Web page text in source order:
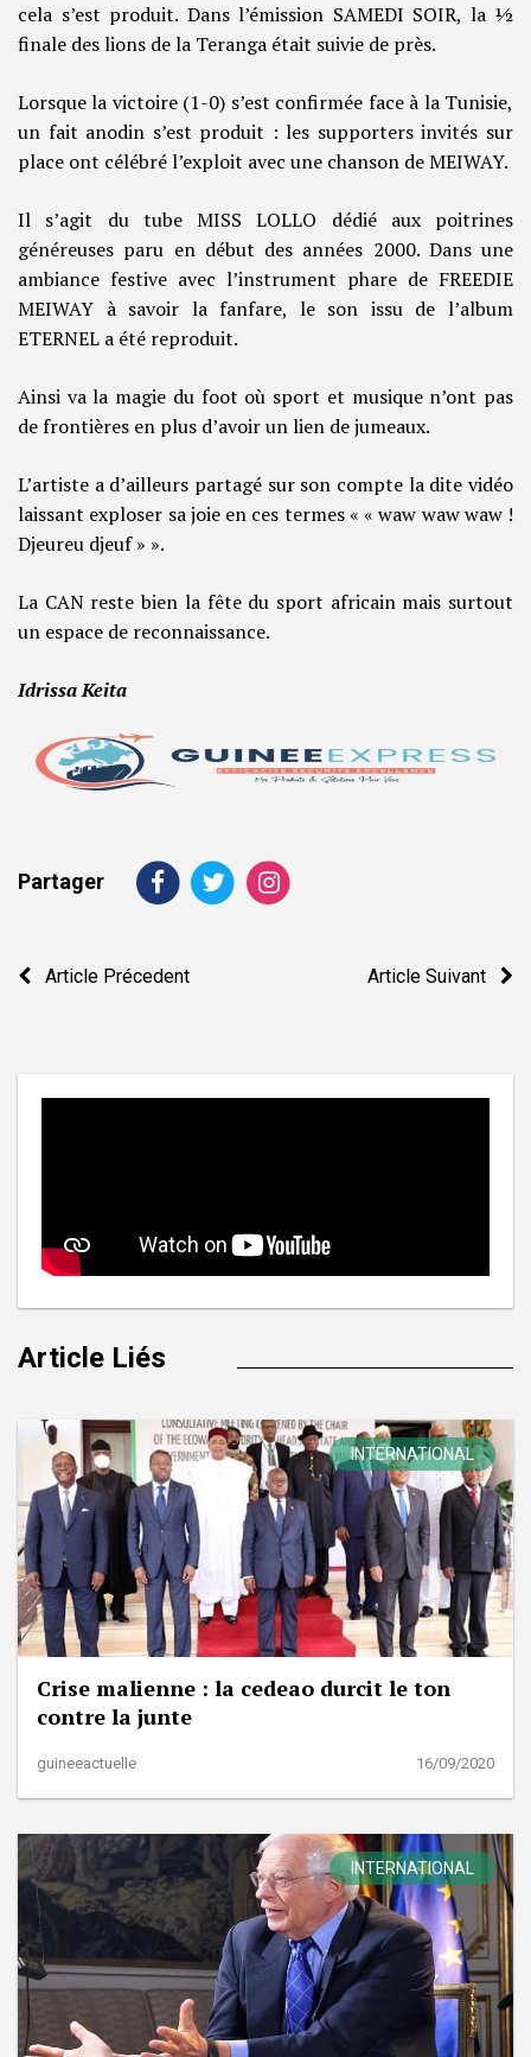
cela s’est produit. Dans l’émission SAMEDI SOIR, la ½
finale des lions de la Teranga était suivie de près.
Lorsque la victoire (1-0) s’est confirmée face à la Tunisie,
un fait anodin s’est produit : les supporters invités sur
place ont célébré l’exploit avec une chanson de MEIWAY.
Il s’agit du tube MISS LOLLO dédié aux poitrines
généreuses paru en début des années 2000. Dans une
ambiance festive avec l’instrument phare de FREEDIE
MEIWAY à savoir la fanfare, le son issu de l’album
ETERNEL a été reproduit.
Ainsi va la magie du foot où sport et musique n’ont pas
de frontières en plus d’avoir un lien de jumeaux.
L’artiste a d’ailleurs partagé sur son compte la dite vidéo
laissant exploser sa joie en ces termes « « waw waw waw !
Djeureu djeuf » ».
La CAN reste bien la fête du sport africain mais surtout
un espace de reconnaissance.
Idrissa Keita
Partager
Navigation
Article Précedent Article Suivant
Article Liés
INTERNATIONAL
Crise malienne : la cedeao durcit le ton
contre la junte
guineeactuelle 16/09/2020
INTERNATIONAL